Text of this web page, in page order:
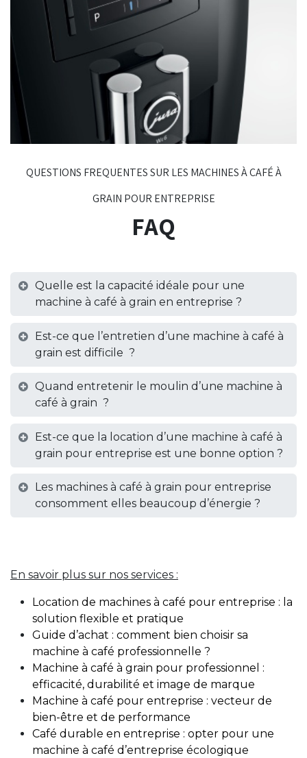
QUESTIONS FREQUENTES SUR LES MACHINES À CAFÉ À
GRAIN POUR ENTREPRISE
FAQ
Quelle est la capacité idéale pour une
machine à café à grain en entreprise ?
Est-ce que l’entretien d’une machine à café à
grain est difficile ?
Quand entretenir le moulin d’une machine à
café à grain ?
Est-ce que la location d’une machine à café à
grain pour entreprise est une bonne option ?
Les machines à café à grain pour entreprise
consomment elles beaucoup d’énergie ?
En savoir plus sur nos services :
Location de machines à café pour entreprise : la
solution flexible et pratique
Guide d’achat : comment bien choisir sa
machine à café professionnelle ?
Machine à café à grain pour professionnel :
efficacité, durabilité et image de marque
Machine à café pour entreprise : vecteur de
bien-être et de performance
Café durable en entreprise : opter pour une
machine à café d’entreprise écologique